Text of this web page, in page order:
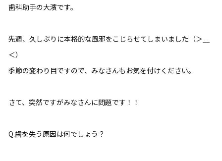
歯科助手の大濱です。
先週、久しぶりに本格的な風邪をこじらせてしまいました（＞＿
＜）
季節の変わり目ですので、みなさんもお気を付けください。
さて、突然ですがみなさんに問題です！！
Q.歯を失う原因は何でしょう？